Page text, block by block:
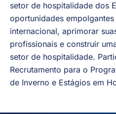
setor de hospitalidade dos
oportunidades
internacional, aprimorar
profissionais e construir
setor de hospitalidade.
Recrutamento para o
de Inverno e Estágios em